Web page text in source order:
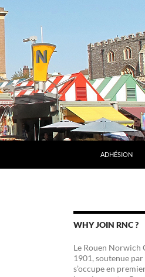
ADHÉSION
WHY JOIN RNC ?
Le Rouen Norwich
1901, soutenue
s’occupe en